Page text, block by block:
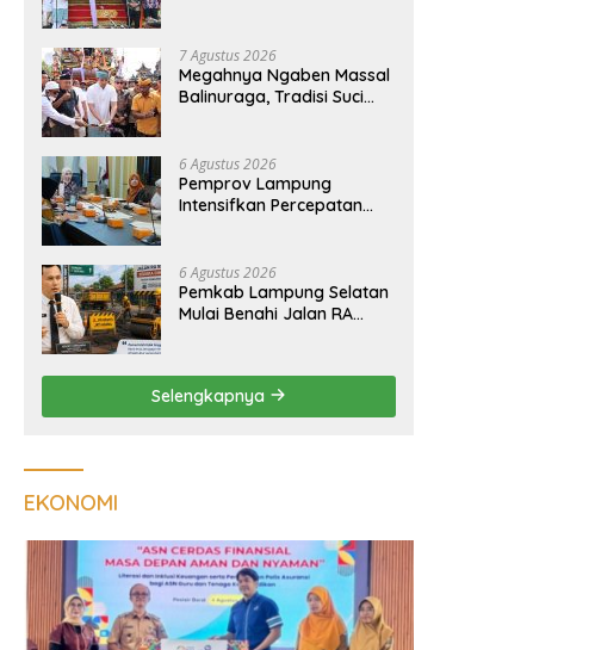
‘Penglipuran’ Kedua pada
2027
7 Agustus 2026
Megahnya Ngaben Massal
Balinuraga, Tradisi Suci
dan Merekatkan Ikatan
Keluarga
6 Agustus 2026
Pemprov Lampung
Intensifkan Percepatan
Tanggamus
6 Agustus 2026
Pemkab Lampung Selatan
Mulai Benahi Jalan RA
Demi Keselamatan
Pengguna Jalan
Selengkapnya
EKONOMI